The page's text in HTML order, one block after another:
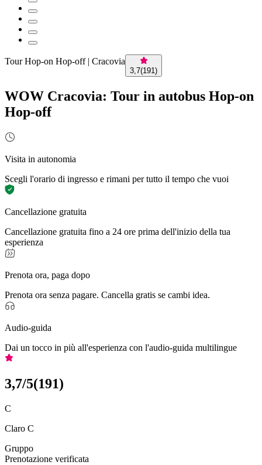
Tour Hop-on Hop-off | Cracovia
3,7(191)
WOW Cracovia: Tour in autobus Hop-on
Hop-off
Visita in autonomia
Scegli l'orario di ingresso e rimani per tutto il tempo che vuoi
Cancellazione gratuita
Cancellazione gratuita fino a 24 ore prima dell'inizio della tua
esperienza
Prenota ora, paga dopo
Prenota ora senza pagare. Cancella gratis se cambi idea.
Audio-guida
Dai un tocco in più all'esperienza con l'audio-guida multilingue
3,7/5(191)
C
Claro C
Gruppo
Prenotazione verificata